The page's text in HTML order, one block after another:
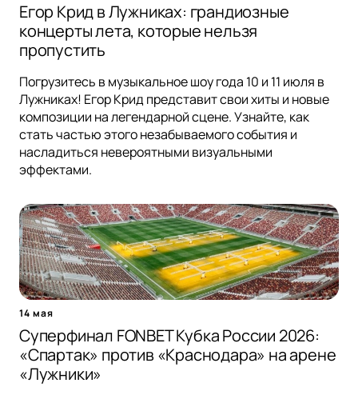
Егор Крид в Лужниках: грандиозные
концерты лета, которые нельзя
пропустить
Погрузитесь в музыкальное шоу года 10 и 11 июля в
Лужниках! Егор Крид представит свои хиты и новые
композиции на легендарной сцене. Узнайте, как
стать частью этого незабываемого события и
насладиться невероятными визуальными
эффектами.
14 мая
Суперфинал FONBET Кубка России 2026:
«Спартак» против «Краснодара» на арене
«Лужники»